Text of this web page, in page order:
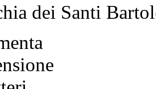
dei Santi